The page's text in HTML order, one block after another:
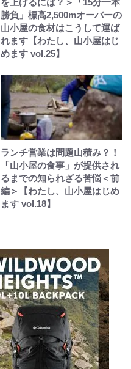
を上げるには？＞「15分一本
勝負」標高2,500mオーバーの
山小屋の食材はこうして運ば
れます【わたし、山小屋はじ
めます vol.25】
ランチ営業は問題山積み？！
「山小屋の食事」が提供され
るまでの知られざる苦悩＜前
編＞【わたし、山小屋はじめ
ます vol.18】